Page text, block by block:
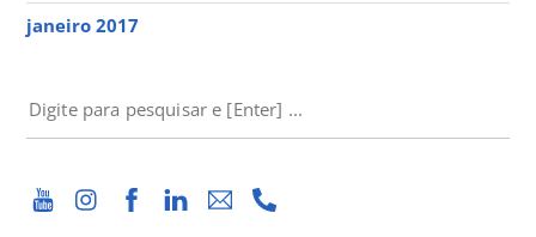
janeiro 2017
PESQUISAR